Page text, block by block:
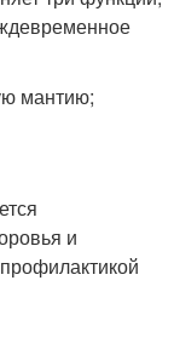
мантию;
и